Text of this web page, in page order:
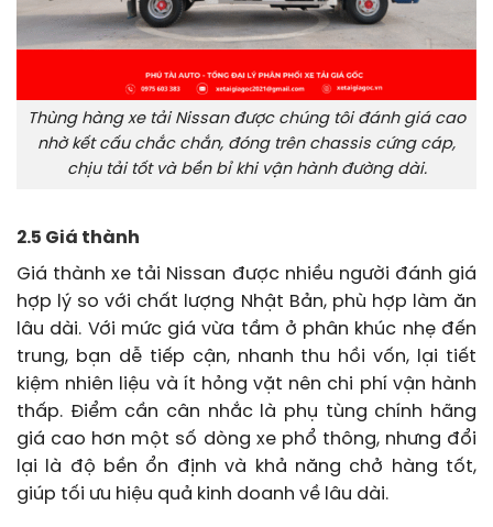
Thùng hàng xe tải Nissan được chúng tôi đánh giá cao
nhờ kết cấu chắc chắn, đóng trên chassis cứng cáp,
chịu tải tốt và bền bỉ khi vận hành đường dài.
2.5 Giá thành
Giá thành xe tải Nissan được nhiều người đánh giá
hợp lý so với chất lượng Nhật Bản, phù hợp làm ăn
lâu dài. Với mức giá vừa tầm ở phân khúc nhẹ đến
trung, bạn dễ tiếp cận, nhanh thu hồi vốn, lại tiết
kiệm nhiên liệu và ít hỏng vặt nên chi phí vận hành
thấp. Điểm cần cân nhắc là phụ tùng chính hãng
giá cao hơn một số dòng xe phổ thông, nhưng đổi
lại là độ bền ổn định và khả năng chở hàng tốt,
giúp tối ưu hiệu quả kinh doanh về lâu dài.